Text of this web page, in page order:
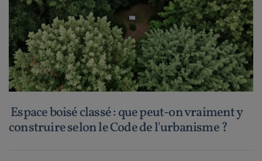
Espace boisé classé : que peut-on vraiment y
construire selon le Code de l'urbanisme ?